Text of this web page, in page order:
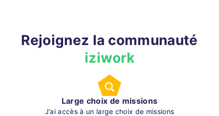
Rejoignez la communauté
iziwork
Large choix de missions
J’ai accès à un large choix de missions